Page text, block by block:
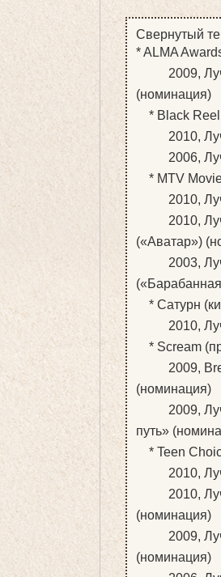
Свернутый
* ALMA
2009,
(номинация)
* Black Reel
2010,
2006,
* MTV
2010,
2010,
(«Аватар»)
2003,
* Сатурн
2010,
* Scream
2009,
(номинация)
2009,
путь»
* Teen
2010,
2010,
(номинация)
2009,
(номинация)